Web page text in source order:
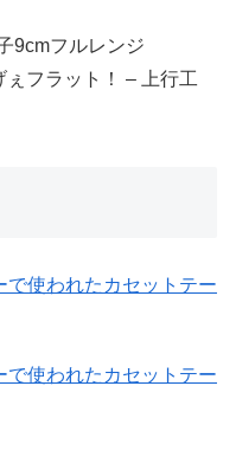
9cmフルレンジ
フラット！ – 上行工
使われたカセットテー
使われたカセットテー